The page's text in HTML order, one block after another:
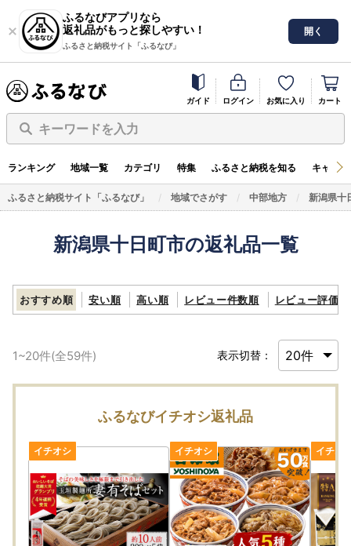
ふるなびアプリなら
返礼品がもっと探しやすい！
ふるさと納税サイト「ふるなび」
開く
ガイド ログイン お気に入り カート
キーワードを入力
ランキング 地域一覧 カテゴリ 特集 ふるさと納税を知る キャン
ふるさと納税サイト「ふるなび」 地域でさがす 中部地方 新潟県十
新潟県十日町市の返礼品一覧
おすすめ順 安い順 高い順 レビュー件数順 レビュー評価順
1~20件(全59件) 表示切替：
ふるなびイチオシ返礼品